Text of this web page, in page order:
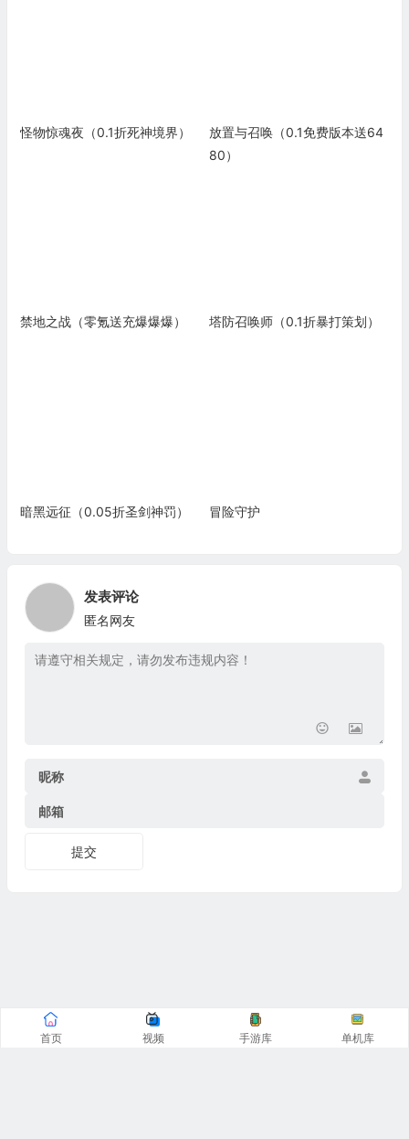
怪物惊魂夜（0.1折死神境界）
放置与召唤（0.1免费版本送64
80）
禁地之战（零氪送充爆爆爆） 塔防召唤师（0.1折暴打策划）
暗黑远征（0.05折圣剑神罚） 冒险守护
发表评论
匿名网友
昵称
邮箱
提交
首页 视频 手游库 单机库